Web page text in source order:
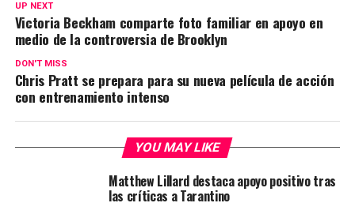
UP NEXT
Victoria Beckham comparte foto familiar en apoyo en
medio de la controversia de Brooklyn
DON'T MISS
Chris Pratt se prepara para su nueva película de acción
con entrenamiento intenso
YOU MAY LIKE
Matthew Lillard destaca apoyo positivo tras
las críticas a Tarantino